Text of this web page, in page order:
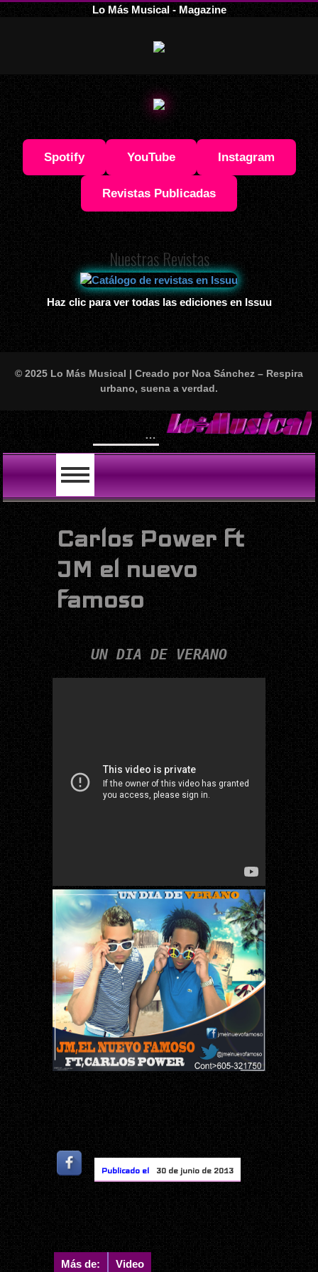
Lo Más Musical - Magazine
Spotify YouTube Instagram
Revistas Publicadas
Nuestras Revistas
Haz clic para ver todas las ediciones en Issuu
© 2025 Lo Más Musical | Creado por Noa Sánchez – Respira
urbano, suena a verdad.
LO ÚLTIMO
Carlos Power ft
JM el nuevo
famoso
UN DIA DE VERANO
Publicado el 30 de junio de 2013
Más de: Video